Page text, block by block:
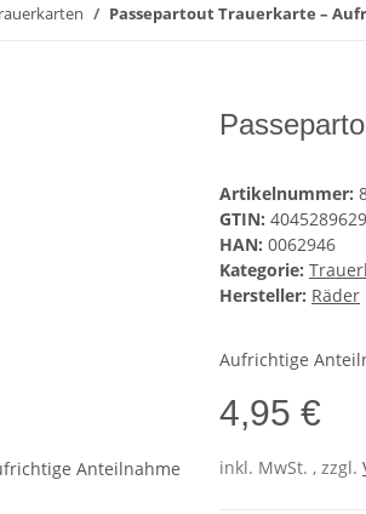
Passepartout Trauerkarte –
Artikelnummer:
GTIN:
HAN: 0062946
Kategorie:
Hersteller: Räder
Aufrichtige
4,95 €
inkl. MwSt. , zzgl.